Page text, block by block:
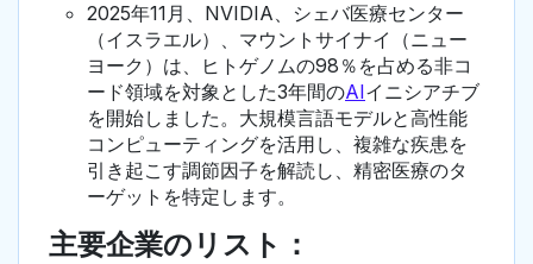
2025年11月、NVIDIA、シェバ医療センター
（イスラエル）、マウントサイナイ（ニュー
ヨーク）は、ヒトゲノムの98％を占める非コ
ード領域を対象とした3年間のAIイニシアチブ
を開始しました。大規模言語モデルと高性能
コンピューティングを活用し、複雑な疾患を
引き起こす調節因子を解読し、精密医療のタ
ーゲットを特定します。
主要企業のリスト：